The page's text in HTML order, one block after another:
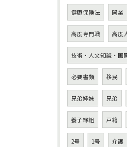
健康保険法 開業
高度専門職 高度
技術・人文知識・国
必要書類 移民
兄弟姉妹 兄弟
養子縁組 戸籍
2号 1号 介護